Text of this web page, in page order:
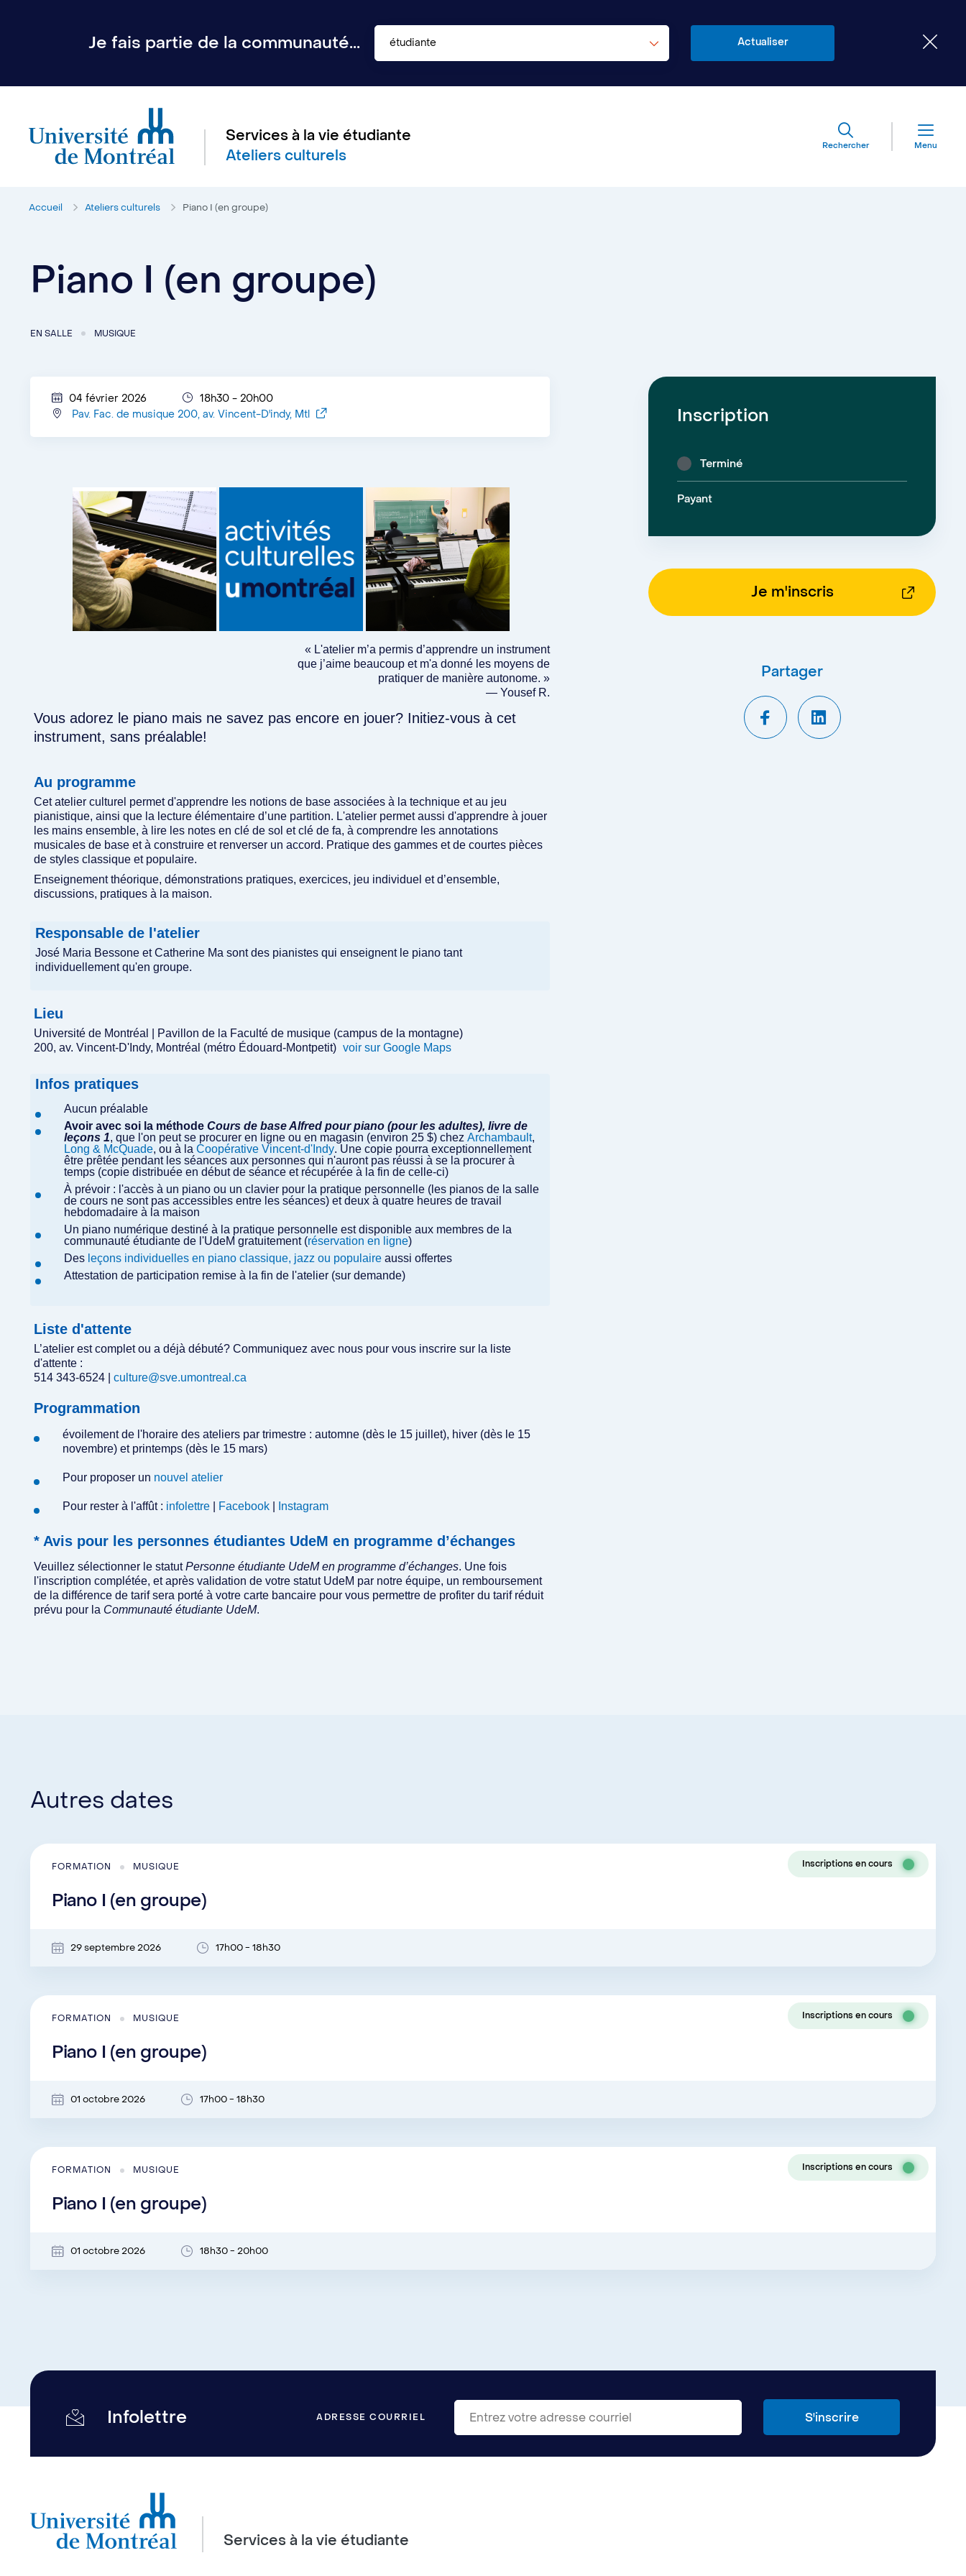
Je fais partie de la communauté... étudiante
Services à la vie étudiante
Ateliers culturels
Rechercher Menu
Accueil Ateliers culturels Piano I (en groupe)
Piano I (en groupe)
EN SALLE MUSIQUE
04 février 2026
18h30 - 20h00
Pav. Fac. de musique 200, av. Vincent-D'indy, Mtl
« L'atelier m’a permis d’apprendre un instrument
que j’aime beaucoup et m'a donné les moyens de
pratiquer de manière autonome. »
— Yousef R.
Vous adorez le piano mais ne savez pas encore en jouer? Initiez-vous à cet
instrument, sans préalable!
Au programme
Cet atelier culturel permet d'apprendre les notions de base associées à la technique et au jeu
pianistique, ainsi que la lecture élémentaire d’une partition. L'atelier permet aussi d'apprendre à jouer
les mains ensemble, à lire les notes en clé de sol et clé de fa, à comprendre les annotations
musicales de base et à construire et renverser un accord. Pratique des gammes et de courtes pièces
de styles classique et populaire.
Enseignement théorique, démonstrations pratiques, exercices, jeu individuel et d’ensemble,
discussions, pratiques à la maison.
Responsable de l'atelier
José Maria Bessone et Catherine Ma sont des pianistes qui enseignent le piano tant
individuellement qu'en groupe.
Lieu
Université de Montréal | Pavillon de la Faculté de musique (campus de la montagne)
200, av. Vincent-D'Indy, Montréal (métro Édouard-Montpetit) voir sur Google Maps
Infos pratiques
Aucun préalable
Avoir avec soi la méthode Cours de base Alfred pour piano (pour les adultes), livre de
leçons 1, que l'on peut se procurer en ligne ou en magasin (environ 25 $) chez Archambault,
Long & McQuade, ou à la Coopérative Vincent-d'Indy. Une copie pourra exceptionnellement
être prêtée pendant les séances aux personnes qui n'auront pas réussi à se la procurer à
temps (copie distribuée en début de séance et récupérée à la fin de celle-ci)
À prévoir : l'accès à un piano ou un clavier pour la pratique personnelle (les pianos de la salle
de cours ne sont pas accessibles entre les séances) et deux à quatre heures de travail
hebdomadaire à la maison
Un piano numérique destiné à la pratique personnelle est disponible aux membres de la
communauté étudiante de l'UdeM gratuitement (réservation en ligne)
Des leçons individuelles en piano classique, jazz ou populaire aussi offertes
Attestation de participation remise à la fin de l'atelier (sur demande)
Liste d'attente
L’atelier est complet ou a déjà débuté? Communiquez avec nous pour vous inscrire sur la liste
d'attente :
514 343-6524 | culture@sve.umontreal.ca
Programmation
évoilement de l'horaire des ateliers par trimestre : automne (dès le 15 juillet), hiver (dès le 15
novembre) et printemps (dès le 15 mars)
Pour proposer un nouvel atelier
Pour rester à l'affût : infolettre Facebook Instagram
* Avis pour les personnes étudiantes UdeM en programme d’échanges
Veuillez sélectionner le statutPersonne étudiante UdeM en programme d’échanges. Une fois
l'inscription complétée, et après validation de votre statut UdeM par notre équipe, un remboursement
de la différence de tarif sera porté à votre carte bancaire pour vous permettre de profiter du tarif réduit
prévu pour la Communauté étudiante UdeM.
Inscription
Terminé
Payant
Je m'inscris
Partager
Autres dates
FORMATION MUSIQUE Inscriptions en cours
Piano I (en groupe)
29 septembre 2026 17h00 - 18h30
FORMATION MUSIQUE Inscriptions en cours
Piano I (en groupe)
01 octobre 2026 17h00 - 18h30
FORMATION MUSIQUE Inscriptions en cours
Piano I (en groupe)
01 octobre 2026 18h30 - 20h00
Infolettre ADRESSE COURRIEL
Services à la vie étudiante